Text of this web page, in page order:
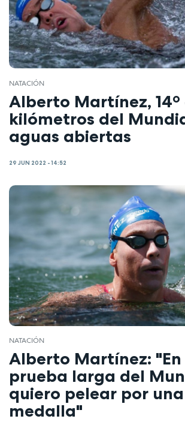
NATACIÓN
Alberto Martínez, 14º
kilómetros del
aguas abiertas
29 JUN 2022 - 14:52
NATACIÓN
Alberto Martínez: "En
prueba larga del
quiero pelear por una
medalla"